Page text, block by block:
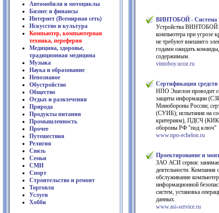
Автомобили и мотоциклы
Бизнес и финансы
Интернет (Всемирная сеть)
Искусство и культура
Компьютер, компьютерная
техника, переферия
Медицина, здоровье,
традиционная медицина
Музыка
Наука и образование
Непознаное
Обустройство
Общество
Отдых и развлечения
Природа
Продукты питания
Промышленность
Прочее
Путешествия
Религия
Связь
Семья
СМИ
Спорт
Строительство и ремонт
Торговля
Услуги
Хобби
ВИНТОБОЙ - Система
Устройства ВИНТОБОЙ
компьютера при угрозе
не требуют внешнего
годами ожидать
содержимым.
vintoboy.ucoz.ru
Сертификация
НПО Эшелон проводит
защиты информации
Минобороны России;
(СУИБ); испытания на
критериям), ПДСЧ
обороны РФ "под ключ"
www.npo-echelon.ru
Проектирование и
ЗАО АСИ сервис
деятельности. Компания
обслуживание
информационной
систем, установка
данных.
www.asi-service.ru